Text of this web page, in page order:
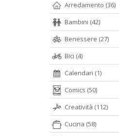
F
ACILI CRUCIVERBA GIGANTI RACCOLTA N.4
Arredamento (36)
Bambini (42)
Benessere (27)
Bici (4)
Calendari (1)
Comics (50)
Creatività (112)
Cucina (58)